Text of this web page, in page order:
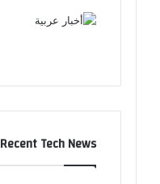
Recent Tech News